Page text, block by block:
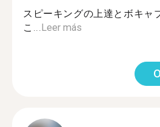
スピーキングの上達とボキャ
こ...Leer más